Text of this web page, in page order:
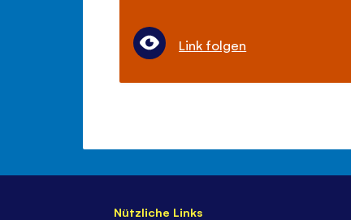
Link folgen
Nützliche Links